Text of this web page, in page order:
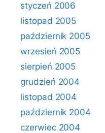
styczeń 2006
listopad 2005
październik 2005
wrzesień 2005
sierpień 2005
grudzień 2004
listopad 2004
październik 2004
czerwiec 2004